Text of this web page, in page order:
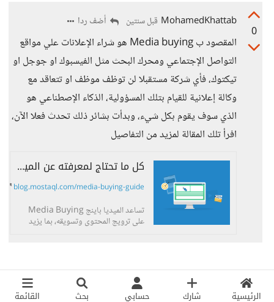
الرئيسية شارك حسابي بحث القائمة
0
MohamedKhattab قبل سنتين أضف ردا
المقصود ب Media buying هو شراء الإعلانات علي مواقع
التواصل الإجتماعي ومحرك البحث مثل الفيسبوك او جوجل او
تيكتوك، فأي شركة مستقبلا لن توظف موظف او تتعاقد مع
وكالة إعلانية للقيام بتلك المسؤولية، الذكاء الإصطناعي هو
الذي سوف يقوم بكل شيء، وبدأت بشائر ذلك تحدث فعلا الآن،
افرأ تلك المقالة لمزيد من التفاصيل
كل ما تحتاج لمعرفته عن الميديا باينج Media buying
blog.mostaql.com/media-buying-guide
تساعد الميديا باينج Media Buying
على ترويج المحتوى وتسويقه، بما يزيد